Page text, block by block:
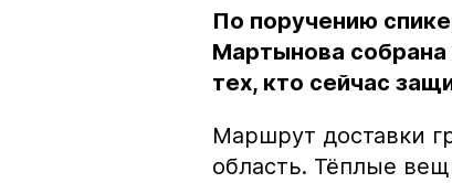
По поручению
Мартынова
тех, кто сейчас
Маршрут доставки
область. Тёплые